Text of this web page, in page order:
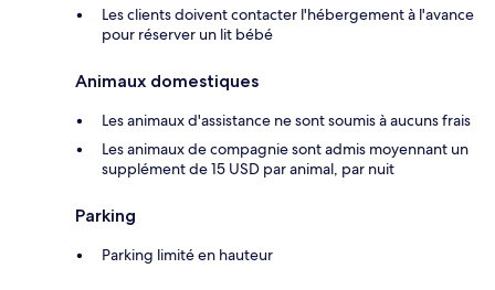
Les clients doivent contacter l'hébergement à l'avance
pour réserver un lit bébé
Animaux domestiques
Les animaux d'assistance ne sont soumis à aucuns frais
Les animaux de compagnie sont admis moyennant un
supplément de 15 USD par animal, par nuit
Parking
Parking limité en hauteur